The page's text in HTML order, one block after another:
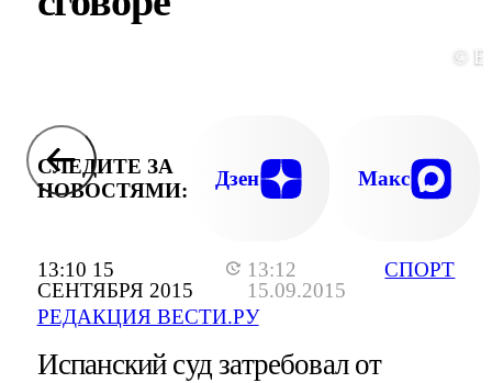
13:10 15
СЕНТЯБРЯ 2015
13:12
15.09.2015
РЕДАКЦИЯ ВЕСТИ.РУ
СПОРТ
©
СЛЕДИТЕ ЗА
НОВОСТЯМИ:
Дзен Макс
Испанский суд затребовал от